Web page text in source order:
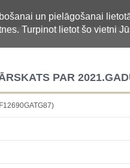
un pielāgošanai
Turpinot lietot šo vietni
PAR